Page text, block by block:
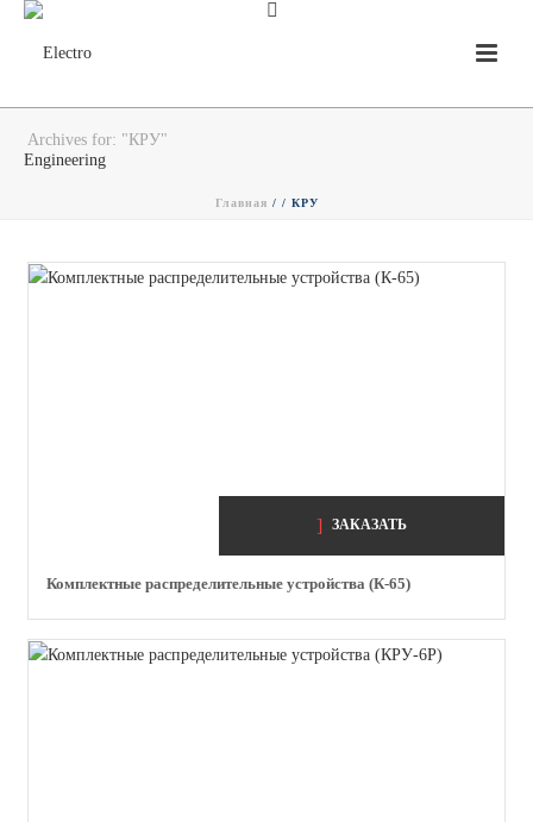
Archives for: "КРУ"
Главная / / КРУ
ЗАКАЗАТЬ
Комплектные распределительные устройства (К-65)